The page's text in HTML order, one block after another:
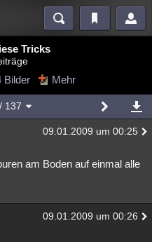
Videos
Mystery Kriminalfälle
Technologie Ufologie
Tricks
Bilder Mehr
/ 137
09.01.2009 um 00:25
am Boden auf einmal alle
09.01.2009 um 00:26